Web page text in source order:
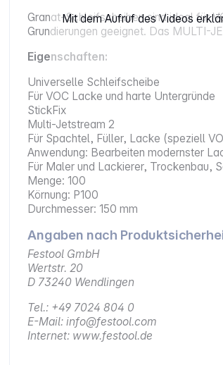
Mit dem Aufruf des Videos
Granat-Schleifscheiben sind ideal für
Grundierungen geeignet. Das MULTI-
Eigenschaften:
Universelle Schleifscheibe
Für VOC Lacke und harte Untergründe
StickFix
Multi-Jetstream 2
Für Spachtel, Füller, Lacke (speziell
Anwendung: Bearbeiten modernster
Für Maler und Lackierer, Trockenbau,
Menge: 100
Körnung: P100
Durchmesser: 150 mm
Angaben nach
Festool GmbH
Wertstr. 20
D 73240 Wendlingen
Tel.: +49 7024 804 0
E-Mail: info@festool.com
Internet: www.festool.de